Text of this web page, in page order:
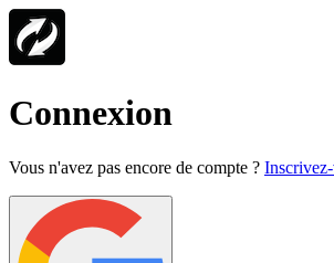
Connexion
Vous n'avez pas encore de compte ?